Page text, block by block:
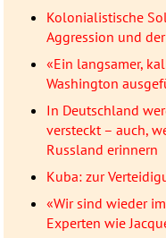
Kolonialistische
Aggression und
«Ein langsamer,
Washington
In Deutschland
versteckt – auch,
Russland erinnern
Kuba: zur
«Wir sind wieder
Experten wie